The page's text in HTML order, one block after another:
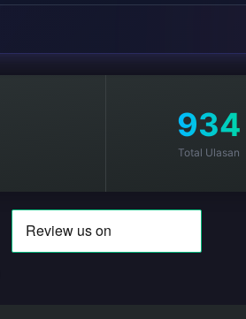
934
Total Ulasan